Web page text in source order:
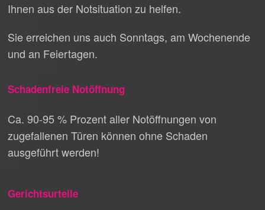
Ihnen aus der Notsituation zu helfen.
Sie erreichen uns auch Sonntags, am Wochenende
und an Feiertagen.
Schadenfreie Notöffnung
Ca. 90-95 % Prozent aller Notöffnungen von
zugefallenen Türen können ohne Schaden
ausgeführt werden!
Gerichtsurteile